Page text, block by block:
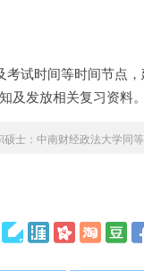
试时间等时间节点
发放相关复习资料。
硕士：中南财经政法大学同